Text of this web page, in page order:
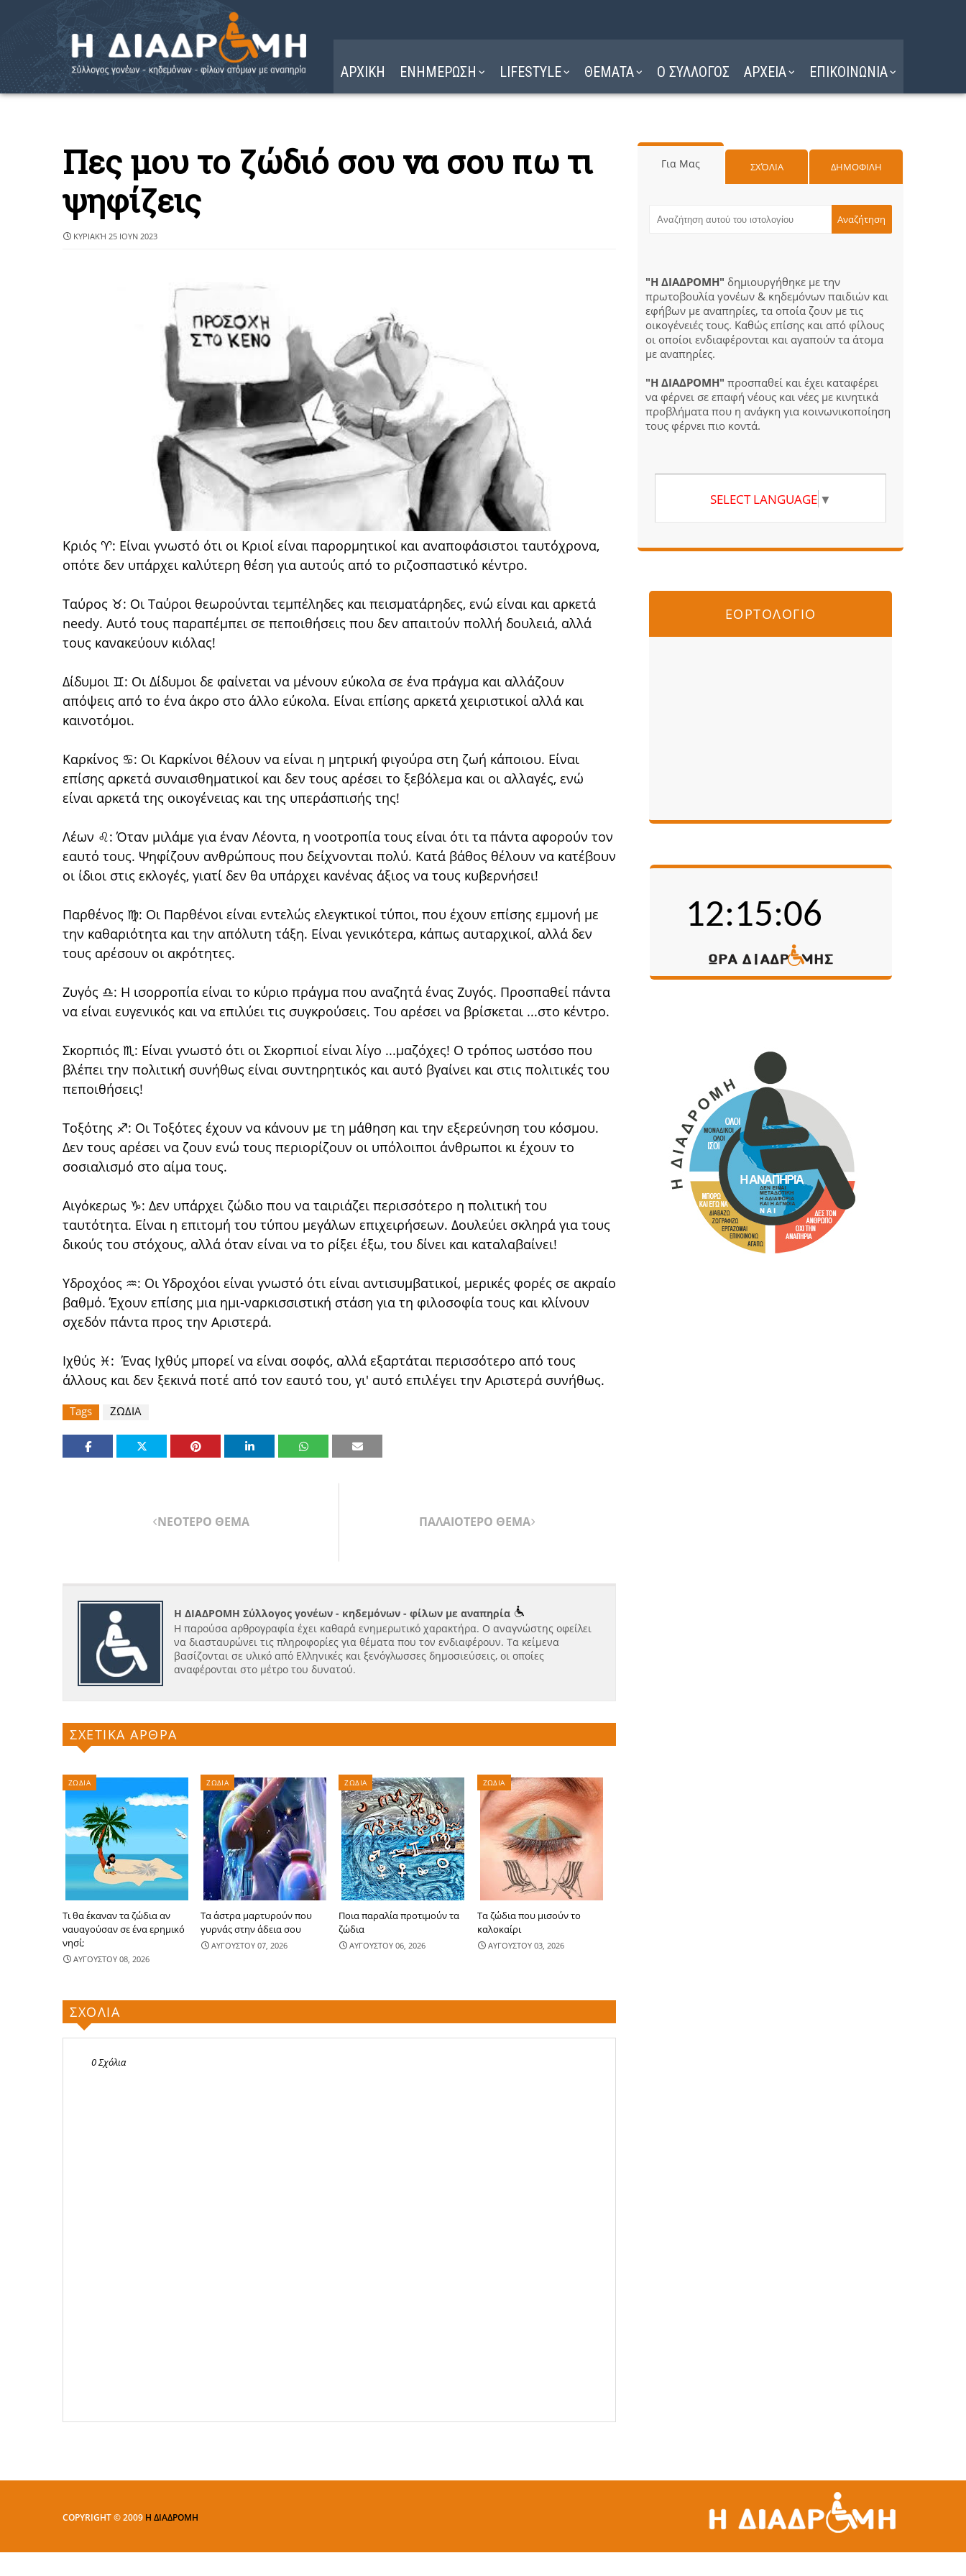
ΑΡΧΙΚΗ ΕΝΗΜΕΡΩΣΗ LIFESTYLE ΘΕΜΑΤΑ Ο ΣΥΛΛΟΓΟΣ ΑΡΧΕΙΑ ΕΠΙΚΟΙΝΩΝΙΑ
Πες μου το ζώδιό σου να σου πω τι
ψηφίζεις
ΚΥΡΙΑΚΉ 25 ΙΟΥΝ 2023
Κριός ♈: Είναι γνωστό ότι οι Κριοί είναι παρορμητικοί και αναποφάσιστοι ταυτόχρονα,
οπότε δεν υπάρχει καλύτερη θέση για αυτούς από το ριζοσπαστικό κέντρο.
Ταύρος ♉: Οι Ταύροι θεωρούνται τεμπέληδες και πεισματάρηδες, ενώ είναι και αρκετά
needy. Αυτό τους παραπέμπει σε πεποιθήσεις που δεν απαιτούν πολλή δουλειά, αλλά
τους κανακεύουν κιόλας!
Δίδυμοι ♊: Οι Δίδυμοι δε φαίνεται να μένουν εύκολα σε ένα πράγμα και αλλάζουν
απόψεις από το ένα άκρο στο άλλο εύκολα. Είναι επίσης αρκετά χειριστικοί αλλά και
καινοτόμοι.
Καρκίνος ♋: Οι Καρκίνοι θέλουν να είναι η μητρική φιγούρα στη ζωή κάποιου. Είναι
επίσης αρκετά συναισθηματικοί και δεν τους αρέσει το ξεβόλεμα και οι αλλαγές, ενώ
είναι αρκετά της οικογένειας και της υπεράσπισής της!
Λέων ♌: Όταν μιλάμε για έναν Λέοντα, η νοοτροπία τους είναι ότι τα πάντα αφορούν τον
εαυτό τους. Ψηφίζουν ανθρώπους που δείχνονται πολύ. Κατά βάθος θέλουν να κατέβουν
οι ίδιοι στις εκλογές, γιατί δεν θα υπάρχει κανένας άξιος να τους κυβερνήσει!
Παρθένος ♍: Οι Παρθένοι είναι εντελώς ελεγκτικοί τύποι, που έχουν επίσης εμμονή με
την καθαριότητα και την απόλυτη τάξη. Είναι γενικότερα, κάπως αυταρχικοί, αλλά δεν
τους αρέσουν οι ακρότητες.
Ζυγός ♎: Η ισορροπία είναι το κύριο πράγμα που αναζητά ένας Ζυγός. Προσπαθεί πάντα
να είναι ευγενικός και να επιλύει τις συγκρούσεις. Του αρέσει να βρίσκεται ...στο κέντρο.
Σκορπιός ♏: Είναι γνωστό ότι οι Σκορπιοί είναι λίγο ...μαζόχες! Ο τρόπος ωστόσο που
βλέπει την πολιτική συνήθως είναι συντηρητικός και αυτό βγαίνει και στις πολιτικές του
πεποιθήσεις!
Τοξότης ♐: Οι Τοξότες έχουν να κάνουν με τη μάθηση και την εξερεύνηση του κόσμου.
Δεν τους αρέσει να ζουν ενώ τους περιορίζουν οι υπόλοιποι άνθρωποι κι έχουν το
σοσιαλισμό στο αίμα τους.
Αιγόκερως ♑: Δεν υπάρχει ζώδιο που να ταιριάζει περισσότερο η πολιτική του
ταυτότητα. Είναι η επιτομή του τύπου μεγάλων επιχειρήσεων. Δουλεύει σκληρά για τους
δικούς του στόχους, αλλά όταν είναι να το ρίξει έξω, του δίνει και καταλαβαίνει!
Υδροχόος ♒: Οι Υδροχόοι είναι γνωστό ότι είναι αντισυμβατικοί, μερικές φορές σε ακραίο
βαθμό. Έχουν επίσης μια ημι-ναρκισσιστική στάση για τη φιλοσοφία τους και κλίνουν
σχεδόν πάντα προς την Αριστερά.
Ιχθύς ♓: Ένας Ιχθύς μπορεί να είναι σοφός, αλλά εξαρτάται περισσότερο από τους
άλλους και δεν ξεκινά ποτέ από τον εαυτό του, γι' αυτό επιλέγει την Αριστερά συνήθως.
Tags ΖΩΔΙΑ
ΝΕΟΤΕΡΟ ΘΕΜΑ ΠΑΛΑΙΟΤΕΡΟ ΘΕΜΑ
Η ΔΙΑΔΡΟΜΗ Σύλλογος γονέων - κηδεμόνων - φίλων με αναπηρία
Η παρούσα αρθρογραφία έχει καθαρά ενημερωτικό χαρακτήρα. Ο αναγνώστης οφείλει
να διασταυρώνει τις πληροφορίες για θέματα που τον ενδιαφέρουν. Τα κείμενα
βασίζονται σε υλικό από Ελληνικές και ξενόγλωσσες δημοσιεύσεις, οι οποίες
αναφέρονται στο μέτρο του δυνατού.
ΣΧΕΤΙΚΑ ΑΡΘΡΑ
ΖΩΔΙΑ
Τι θα έκαναν τα ζώδια αν
ναυαγούσαν σε ένα ερημικό
νησί;
ΑΥΓΟΥΣΤΟΥ 08, 2026
ΖΩΔΙΑ
Τα άστρα μαρτυρούν που
γυρνάς στην άδεια σου
ΑΥΓΟΥΣΤΟΥ 07, 2026
ΖΩΔΙΑ
Ποια παραλία προτιμούν τα
ζώδια
ΑΥΓΟΥΣΤΟΥ 06, 2026
ΖΩΔΙΑ
Τα ζώδια που μισούν το
καλοκαίρι
ΑΥΓΟΥΣΤΟΥ 03, 2026
ΣΧΟΛΙΑ
0 Σχόλια
Για Μας ΣΧΌΛΙΑ ΔΗΜΟΦΙΛΗ
"Η ΔΙΑΔΡΟΜΗ" δημιουργήθηκε με την
πρωτοβουλία γονέων & κηδεμόνων παιδιών και
εφήβων με αναπηρίες, τα οποία ζουν με τις
οικογένειές τους. Καθώς επίσης και από φίλους
οι οποίοι ενδιαφέρονται και αγαπούν τα άτομα
με αναπηρίες.
"Η ΔΙΑΔΡΟΜΗ" προσπαθεί και έχει καταφέρει
να φέρνει σε επαφή νέους και νέες με κινητικά
προβλήματα που η ανάγκη για κοινωνικοποίηση
τους φέρνει πιο κοντά.
SELECT LANGUAGE ▼
ΕΟΡΤΟΛΟΓΙΟ
COPYRIGHT © 2009 Η ΔΙΑΔΡΟΜΗ